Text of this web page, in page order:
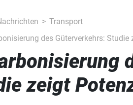
Transport
des Güterverkehrs:
zeigt